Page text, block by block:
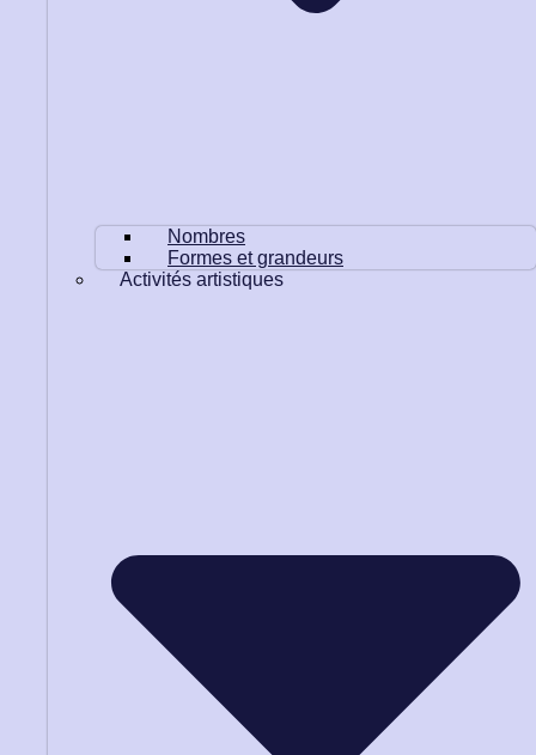
Nombres
Formes et grandeurs
Activités artistiques